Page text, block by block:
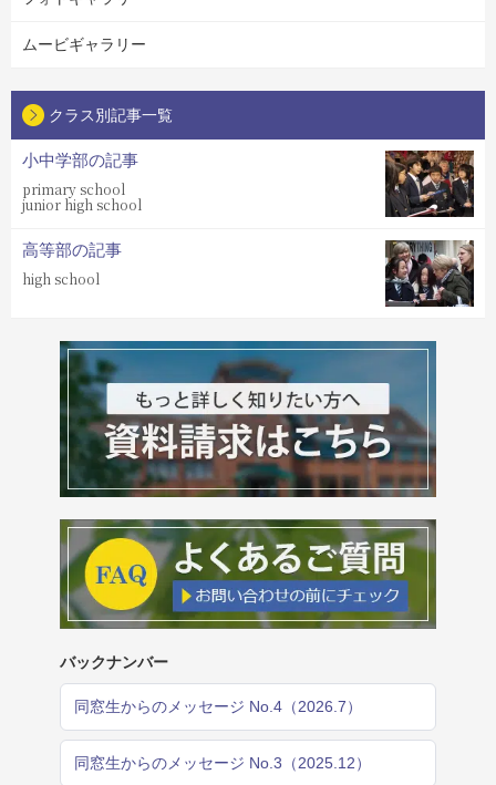
ムービギャラリー
クラス別記事一覧
小中学部の記事
primary school
junior high school
高等部の記事
high school
バックナンバー
同窓生からのメッセージ No.4（2026.7）
同窓生からのメッセージ No.3（2025.12）